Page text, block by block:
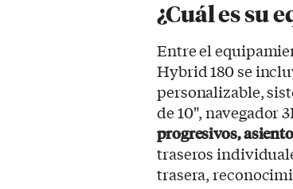
¿Cuál es su
Entre el
Hybrid 180 se
personalizable,
de 10", navegador
progresivos,
traseros
trasera,